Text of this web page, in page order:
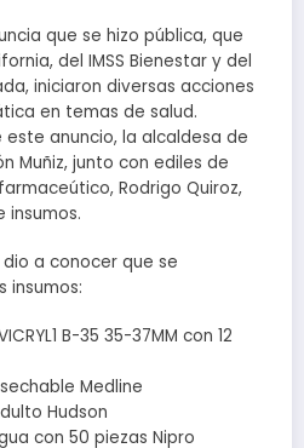
que se hizo pública, que
del IMSS Bienestar y del
iniciaron diversas acciones
en temas de salud.
anuncio, la alcaldesa de
Muñiz, junto con ediles de
Rodrigo Quiroz,
insumos.
a conocer que se
insumos:
B-35 35-37MM con 12
Medline
Hudson
con 50 piezas Nipro